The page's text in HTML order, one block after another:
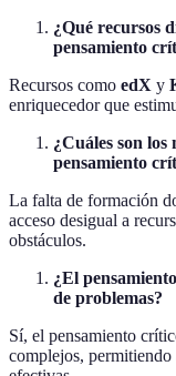
¿Qué recursos
pensamiento
Recursos como edX y
enriquecedor que
¿Cuáles son
pensamiento
La falta de formación
acceso desigual a
obstáculos.
¿El
de problemas?
Sí, el pensamiento
complejos,